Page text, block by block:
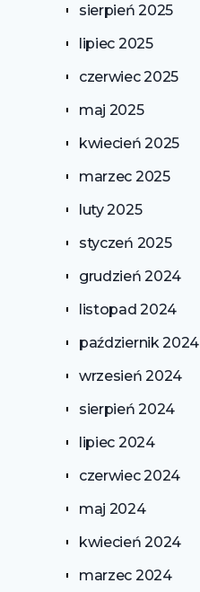
sierpień 2025
lipiec 2025
czerwiec 2025
maj 2025
kwiecień 2025
marzec 2025
luty 2025
styczeń 2025
grudzień 2024
listopad 2024
październik 2024
wrzesień 2024
sierpień 2024
lipiec 2024
czerwiec 2024
maj 2024
kwiecień 2024
marzec 2024